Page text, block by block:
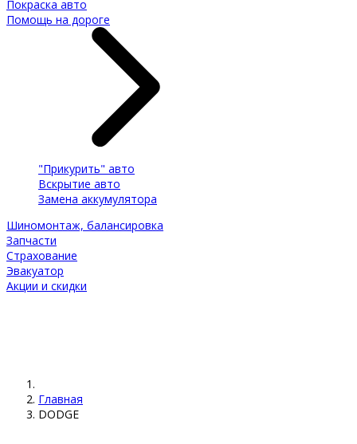
Покраска авто
Помощь на дороге
"Прикурить" авто
Вскрытие авто
Замена аккумулятора
Шиномонтаж, балансировка
Запчасти
Страхование
Эвакуатор
Акции и скидки
Главная
DODGE